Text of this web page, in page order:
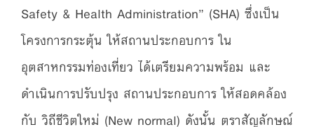
Safety & Health Administration” (SHA) ซึ่งเป็น
โครงการกระตุ้น ให้สถานประกอบการ ใน
อุตสาหกรรมท่องเที่ยว ได้เตรียมความพร้อม และ
ดำเนินการปรับปรุง สถานประกอบการ ให้สอดคล้อง
กับ วิถีชีวิตใหม่ (New normal) ดังนั้น ตราสัญลักษณ์